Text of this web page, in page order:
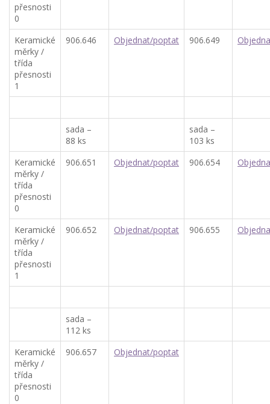
přesnosti
0
Keramické
měrky /
třída
přesnosti
1
906.646 Objednat/poptat 906.649
sada –
88 ks
sada –
103 ks
Keramické
měrky /
třída
přesnosti
0
906.651 Objednat/poptat 906.654
Keramické
měrky /
třída
přesnosti
1
906.652 Objednat/poptat 906.655
sada –
112 ks
Keramické
měrky /
třída
přesnosti
0
906.657 Objednat/poptat